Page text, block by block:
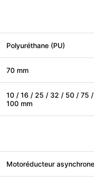
Polyuréthane (PU)
70 mm
10 / 16 / 25 / 32 / 50 / 75 /
100 mm
Motoréducteur asynchrone